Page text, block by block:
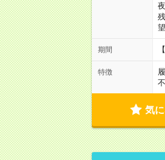
期間
特徴
気に